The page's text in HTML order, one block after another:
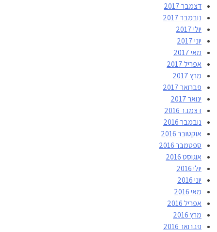
דצמבר 2017
נובמבר 2017
יולי 2017
יוני 2017
מאי 2017
אפריל 2017
מרץ 2017
פברואר 2017
ינואר 2017
דצמבר 2016
נובמבר 2016
אוקטובר 2016
ספטמבר 2016
אוגוסט 2016
יולי 2016
יוני 2016
מאי 2016
אפריל 2016
מרץ 2016
פברואר 2016